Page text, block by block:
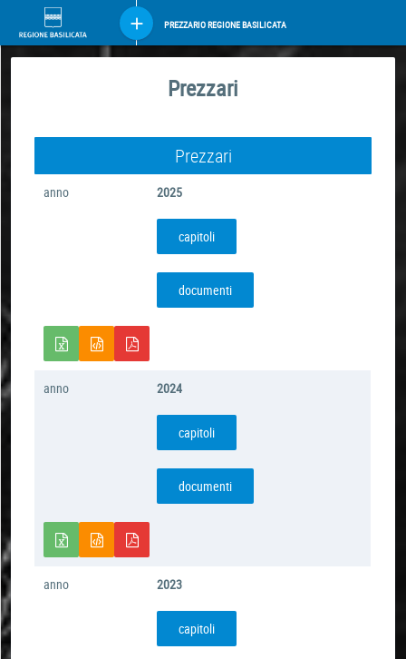
PREZZARIO REGIONE BASILICATA
Prezzari
Prezzari
anno 2025
capitoli
documenti
anno 2024
capitoli
documenti
anno 2023
capitoli